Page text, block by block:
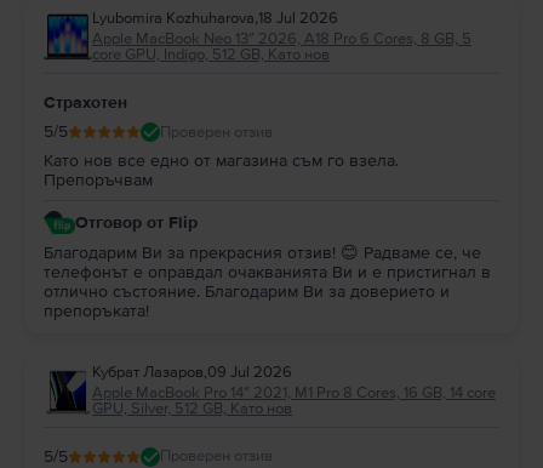
Lyubomira Kozhuharova,18 Jul 2026
Apple MacBook Neo 13″ 2026, A18 Pro 6 Cores, 8 GB, 5
core GPU, Indigo, 512 GB, Като нов
Страхотен
5/5 Проверен отзив
Като нов все едно от магазина съм го взела.
Препоръчвам
Отговор от Flip
Благодарим Ви за прекрасния отзив! 😊 Радваме се, че
телефонът е оправдал очакванията Ви и е пристигнал в
отлично състояние. Благодарим Ви за доверието и
препоръката!
Кубрат Лазаров,09 Jul 2026
Apple MacBook Pro 14″ 2021, M1 Pro 8 Cores, 16 GB, 14 core
GPU, Silver, 512 GB, Като нов
5/5 Проверен отзив